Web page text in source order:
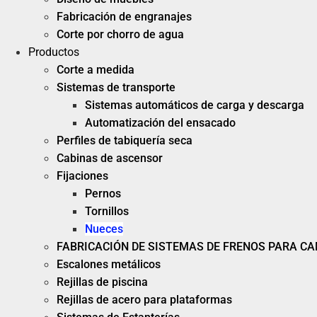
Fabricación de engranajes
Corte por chorro de agua
Productos
Corte a medida
Sistemas de transporte
Sistemas automáticos de carga y descarga
Automatización del ensacado
Perfiles de tabiquería seca
Cabinas de ascensor
Fijaciones
Pernos
Tornillos
Nueces
FABRICACIÓN DE SISTEMAS DE FRENOS PARA
Escalones metálicos
Rejillas de piscina
Rejillas de acero para plataformas